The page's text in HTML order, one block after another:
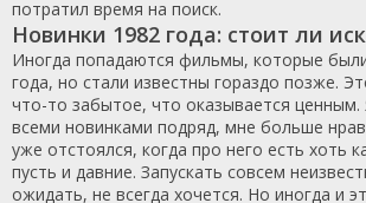
потратил время на поиск.
Новинки 1982 года: стоит ли
Иногда попадаются фильмы, которые
года, но стали известны гораздо позже.
что-то забытое, что оказывается ценным.
всеми новинками подряд, мне больше
уже отстоялся, когда про него есть хоть
пусть и давние. Запускать совсем
ожидать, не всегда хочется. Но иногда и